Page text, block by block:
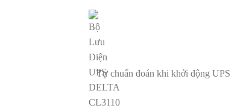
Tự chuẩn đoán khi khởi động UPS